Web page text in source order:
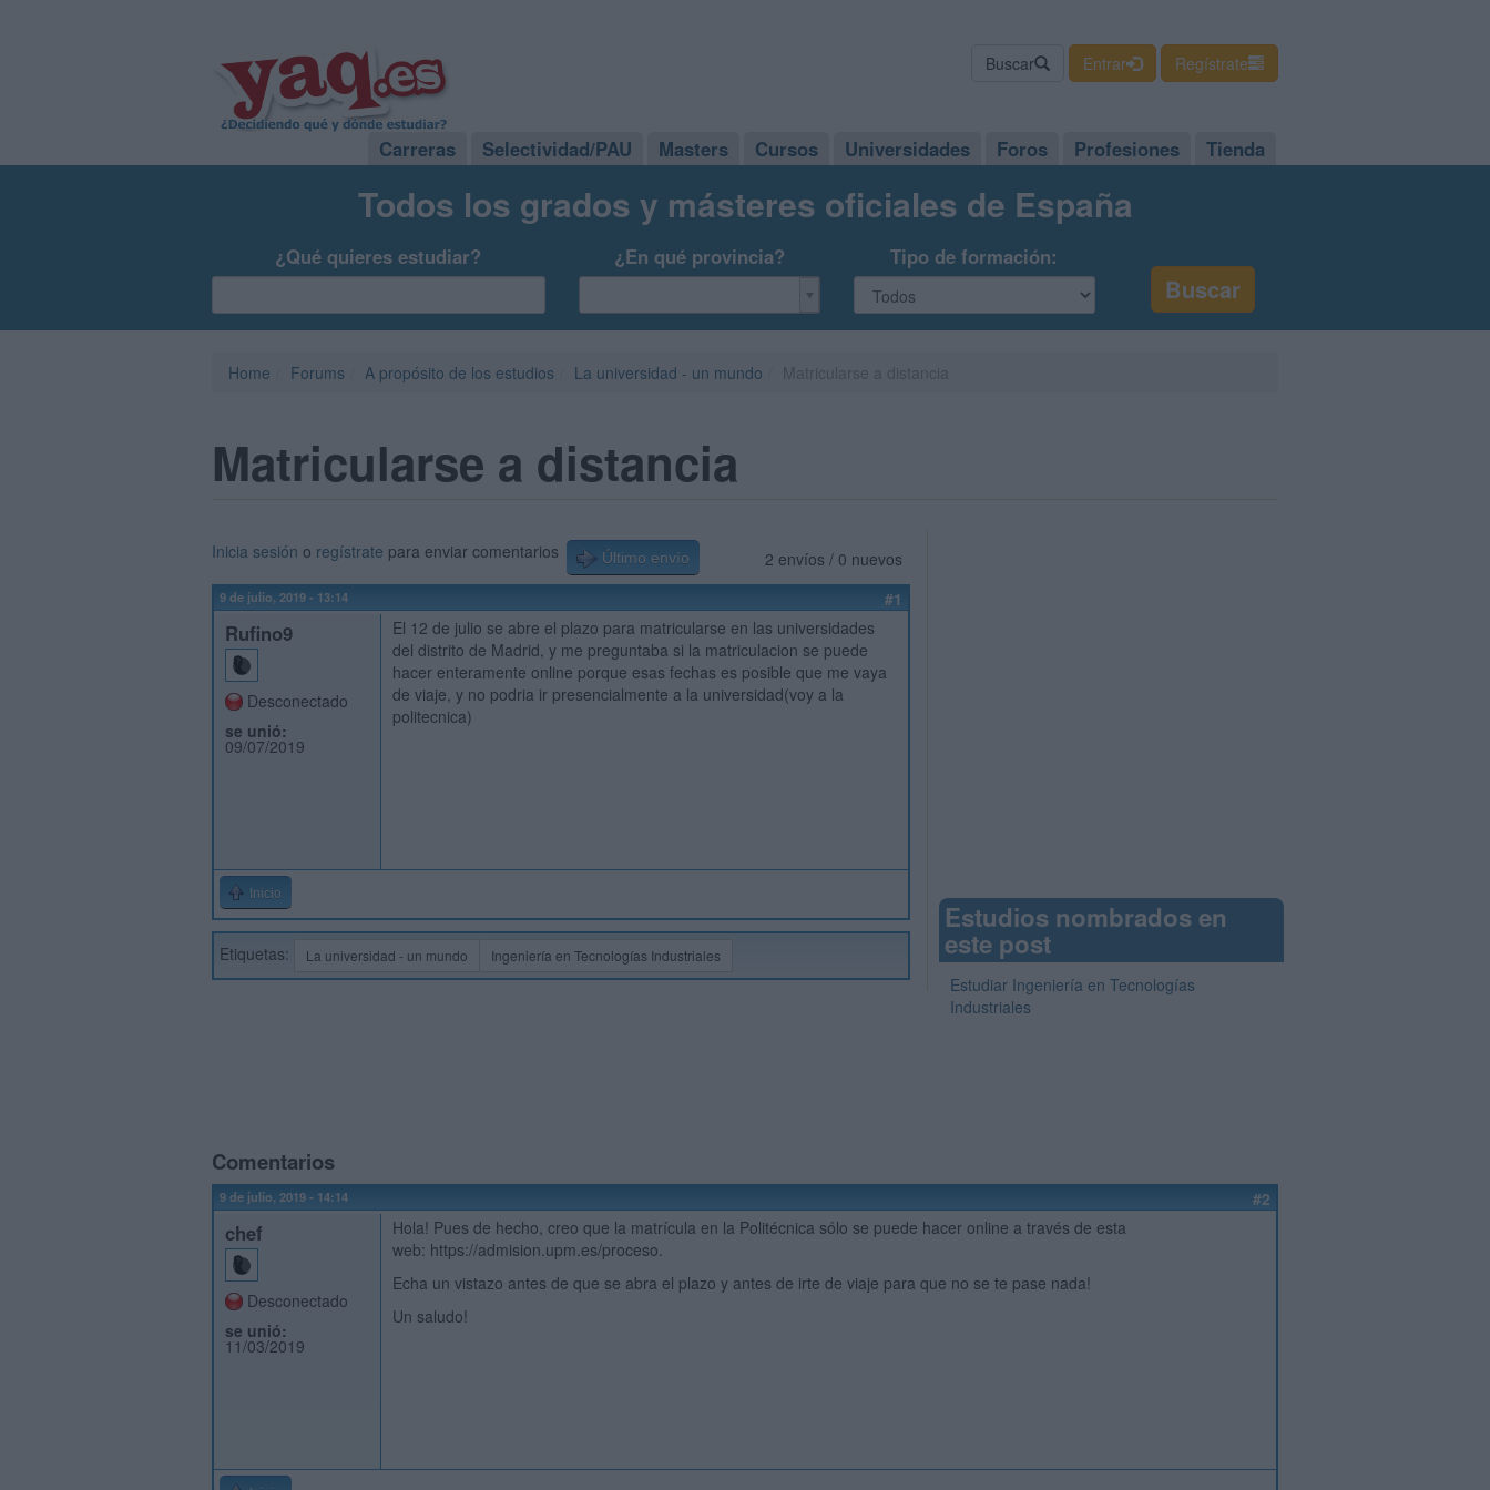
Buscar Entrar Regístrate
Carreras Selectividad/PAU Masters Cursos Universidades Foros Profesiones Tienda
Todos los grados y másteres oficiales de España
¿Qué quieres estudiar? ¿En qué provincia? Tipo de formación:
Home Forums A propósito de los estudios La universidad - un mundo
Matricularse a distancia
2 envíos / 0 nuevos
Inicia sesión o regístrate para enviar comentarios Último envío
9 de julio, 2019 - 13:14 #1
Rufino9
Desconectado
se unió:
09/07/2019
El 12 de julio se abre el plazo para matricularse en las universidades
del distrito de Madrid, y me preguntaba si la matriculacion se puede
hacer enteramente online porque esas fechas es posible que me vaya
de viaje, y no podria ir presencialmente a la universidad(voy a la
politecnica)
Inicio
Etiquetas: La universidad - un mundo Ingeniería en Tecnologías Industriales
Estudios nombrados en
este post
Estudiar Ingeniería en Tecnologías
Industriales
Comentarios
9 de julio, 2019 - 14:14 #2
chef
Desconectado
se unió:
11/03/2019
Hola! Pues de hecho, creo que la matrícula en la Politécnica sólo se puede hacer online a través de esta
web: https://admision.upm.es/proceso.
Echa un vistazo antes de que se abra el plazo y antes de irte de viaje para que no se te pase nada!
Un saludo!